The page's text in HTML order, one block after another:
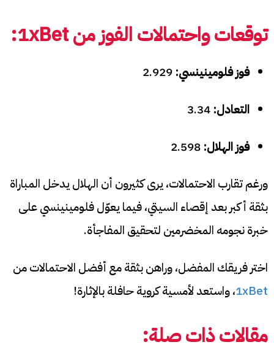
توقعات واحتمالات الفوز من 1xBet:
فوز فلومينينسي:
التعادل:
فوز الهلال:
ورغم تقارب الاحتمالات، يرى كثيرون أن الهلال يدخل المباراة
بثقة أكبر بعد إقصاء السيتي، فيما يعوّل فلومينينسي على
خبرة نجومه المخضرمين لتحقيق المفاجأة.
اختر فريقك المفضل، وراهن بثقة مع أفضل الاحتمالات من
1xBet، واستعد لأمسية كروية حافلة بالإثارة!
مقالات ذات صلة: